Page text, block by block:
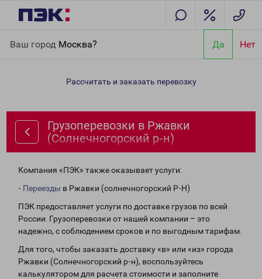
Ваш город Москва? Да Нет
(Солнечногорский р-н)
Рассчитать и заказать перевозку
Грузоперевозки в Ржавки
(Солнечногорский р-н)
Компания «ПЭК» также оказывает услуги:
- Переезды в Ржавки (солнечногорский Р-Н)
ПЭК предоставляет услуги по доставке грузов по всей
России. Грузоперевозки от нашей компании – это
надежно, с соблюдением сроков и по выгодным тарифам.
Для того, чтобы заказать доставку «в» или «из» города
Ржавки (Солнечногорский р-н), воспользуйтесь
калькулятором для расчета стоимости и заполните